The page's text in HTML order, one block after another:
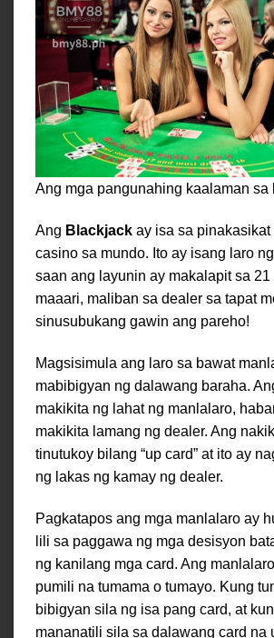
Ang mga pangunahing kaalaman sa
Ang Blackjack ay isa sa pinakasikat
casino sa mundo. Ito ay isang laro
saan ang layunin ay makalapit sa 21
maaari, maliban sa dealer sa tapat
sinusubukang gawin ang pareho!
Magsisimula ang laro sa bawat
mabibigyan ng dalawang baraha.
makikita ng lahat ng manlalaro,
makikita lamang ng dealer. Ang
tinutukoy bilang “up card” at ito ay
ng lakas ng kamay ng dealer.
Pagkatapos ang mga manlalaro ay
lili sa paggawa ng mga desisyon
ng kanilang mga card. Ang
pumili na tumama o tumayo. Kung
bibigyan sila ng isa pang card, at
mananatili sila sa dalawang card na